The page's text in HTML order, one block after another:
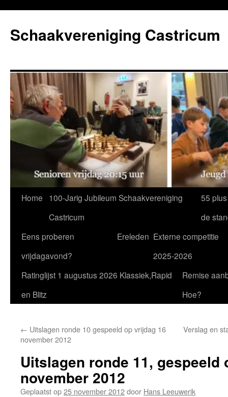
de
inhoud
Schaakvereniging Castricum
Home
100-Jarig Jubileum Schaakvereniging
Castricum
55
de
Eens proberen
vrijdagavond?
Ereleden Externe competitie
2025-2026
Ratinglijst 1 augustus 2026 Klassiek,Rapid
en Blitz
Remise
Hoe?
← Uitslagen ronde 10 gespeeld op vrijdag 16
november 2012
Verslag en
Uitslagen ronde 11, gespeeld
november 2012
Geplaatst op25 november 2012door Hans Leeuwerik